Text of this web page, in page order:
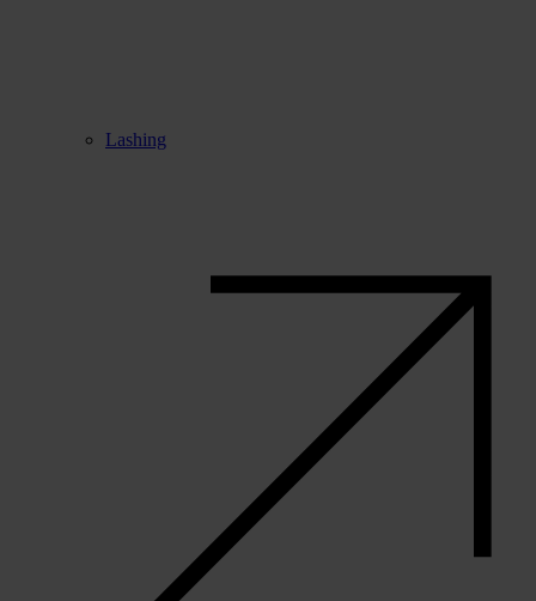
Lashing